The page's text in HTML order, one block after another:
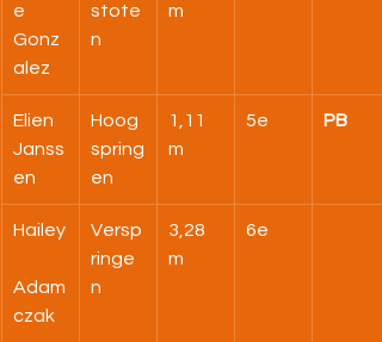
e
Gonz
alez
stote
n
m
Elien
Janss
en
Hoog
spring
en
1,11
m
5e PB
Hailey
Adam
czak
Versp
ringe
n
3,28
m
6e